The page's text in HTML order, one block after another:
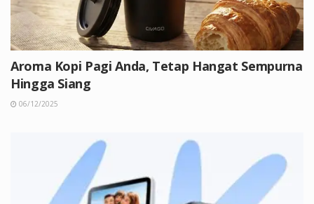
Aroma Kopi Pagi Anda, Tetap Hangat Sempurna
Hingga Siang
06/12/2025